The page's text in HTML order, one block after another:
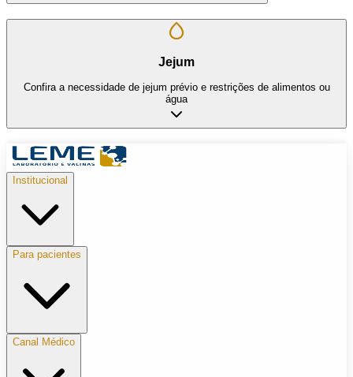
Jejum
Confira a necessidade de jejum prévio e restrições de alimentos ou
água
Institucional
Para pacientes
Canal Médico